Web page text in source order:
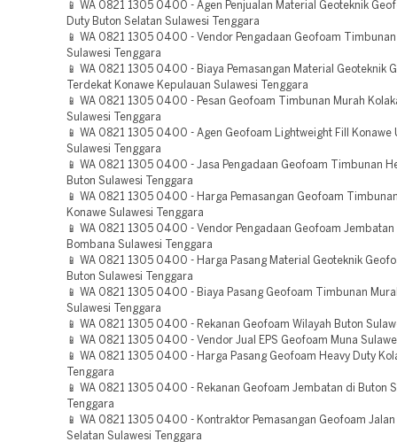
📱 WA 0821 1305 0400 - Agen Penjualan Material Geoteknik
Duty Buton Selatan Sulawesi Tenggara
📱 WA 0821 1305 0400 - Vendor Pengadaan Geofoam
Sulawesi Tenggara
📱 WA 0821 1305 0400 - Biaya Pemasangan Material Geoteknik
Terdekat Konawe Kepulauan Sulawesi Tenggara
📱 WA 0821 1305 0400 - Pesan Geofoam Timbunan Murah
Sulawesi Tenggara
📱 WA 0821 1305 0400 - Agen Geofoam Lightweight Fill Konawe
Sulawesi Tenggara
📱 WA 0821 1305 0400 - Jasa Pengadaan Geofoam Timbunan
Buton Sulawesi Tenggara
📱 WA 0821 1305 0400 - Harga Pemasangan Geofoam
Konawe Sulawesi Tenggara
📱 WA 0821 1305 0400 - Vendor Pengadaan Geofoam
Bombana Sulawesi Tenggara
📱 WA 0821 1305 0400 - Harga Pasang Material Geoteknik
Buton Sulawesi Tenggara
📱 WA 0821 1305 0400 - Biaya Pasang Geofoam Timbunan
Sulawesi Tenggara
📱 WA 0821 1305 0400 - Rekanan Geofoam Wilayah Buton
📱 WA 0821 1305 0400 - Vendor Jual EPS Geofoam Muna
📱 WA 0821 1305 0400 - Harga Pasang Geofoam Heavy Duty
Tenggara
📱 WA 0821 1305 0400 - Rekanan Geofoam Jembatan di Buton
Tenggara
📱 WA 0821 1305 0400 - Kontraktor Pemasangan Geofoam Jalan
Selatan Sulawesi Tenggara